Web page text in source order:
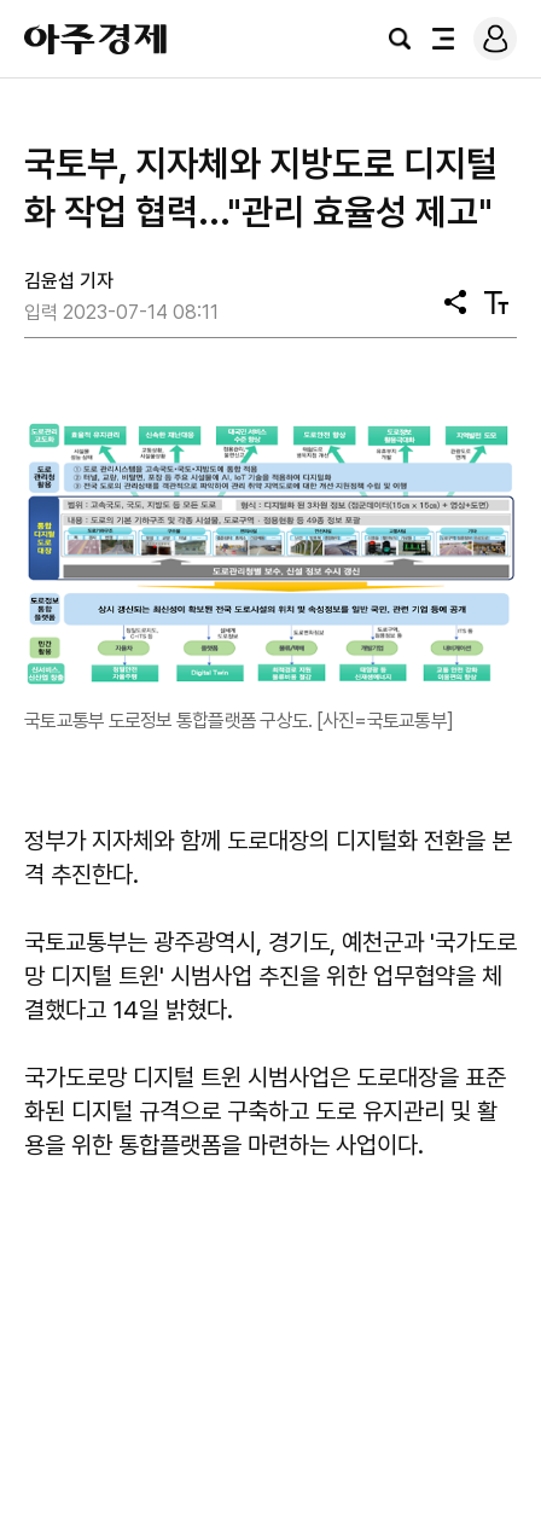
아
주
경
검
전
로
그
국토부, 지자체와 지방도로 디지털
화 작업 협력..."관리 효율성 제고"
김윤섭 기자
입력 2023-07-14 08:11
공
유
텍
스
국토교통부 도로정보 통합플랫폼 구상도. [사진=국토교통부]
정부가 지자체와 함께 도로대장의 디지털화 전환을 본
격 추진한다.
국토교통부는 광주광역시, 경기도, 예천군과 '국가도로
망 디지털 트윈' 시범사업 추진을 위한 업무협약을 체
결했다고 14일 밝혔다.
국가도로망 디지털 트윈 시범사업은 도로대장을 표준
화된 디지털 규격으로 구축하고 도로 유지관리 및 활
용을 위한 통합플랫폼을 마련하는 사업이다.